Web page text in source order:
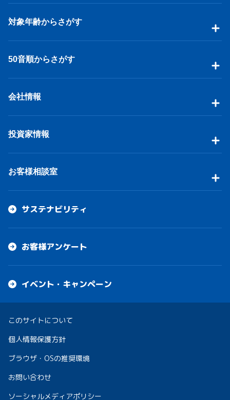
対象年齢からさがす
50音順からさがす
会社情報
投資家情報
お客様相談室
サステナビリティ
お客様アンケート
イベント・キャンペーン
このサイトについて
個人情報保護方針
ブラウザ・OSの推奨環境
お問い合わせ
ソーシャルメディアポリシー